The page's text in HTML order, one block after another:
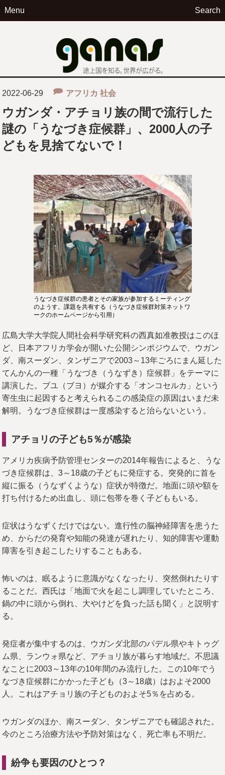
Menu Search
2022-06-29 アフリカ 社会
ウガンダ・アチョリ族の間で流行した
謎の「うなづき症候群」、2000人の子
どもを見捨てないで！
うなづき症候群の患者とその家族が参加するミーティング
のようす。課題を共有する（うなづき症候群対策ネットワ
ークのホームページから引用）
広島大学大学院人間社会科学研究科の西真如准教授はこのほ
ど、日本アフリカ学会が開いた公開シンポジウムで、ウガン
ダ、南スーダン、タンザニアで2003～13年ごろにまん延した
てんかんの一種「うなづき（うなずき）症候群」をテーマに
講演した。ブユ（ブヨ）が媒介する「オンコセルカ」という
寄生虫に起因すると考えられるこの感染症の原因はいまだ未
解明。うなづき症候群は一度感染すると治らないという。
アチョリの子ども5％が感染
アメリカ疾病予防管理センターの2014年報告によると、うな
づき症候群は、3～18歳の子どもに発症する。突発的に首を
縦に振る（うなずくような）症状が特徴だ。地面に頭や額を
打ち付けるため出血し、頭に包帯を巻く子どももいる。
症状はうなずくだけではない。進行性の脳神経障害を患うた
め、からだの発育や知能の発達が遅れたり、知的障害や運動
障害を引き起こしたりすることもある。
怖いのは、眠るように意識がなくなったり、突然倒れたりす
ることだ。西氏は「地面で火を起こし調理していたところ、
鍋の中に頭から倒れ、大やけどを負った話も聞く」と説明す
る。
発症者が集中するのは、ウガンダ北部のパデル県やキトゥグ
ム県、ランウォ県など、アチョリ族が暮らす地域だ。不思議
なことに2003～13年の10年間のみ流行した。この10年でう
なづき症候群にかかった子ども（3～18歳）はおよそ2000
人。これはアチョリ族の子どものおよそ5％を占める。
ウガンダのほか、南スーダン、タンザニアでも確認された。
今のところ治療方法や予防対策はなく、死亡率も不明だ。
紛争も要因のひとつ？